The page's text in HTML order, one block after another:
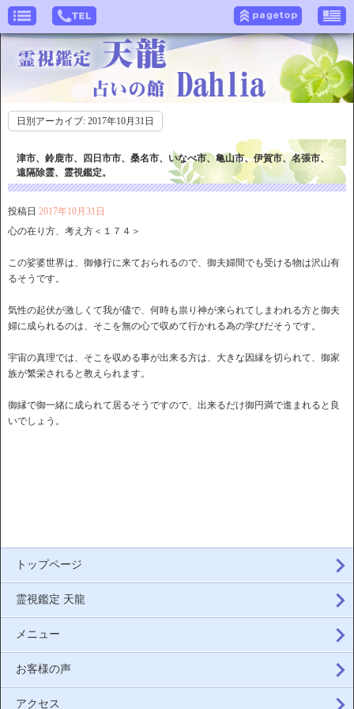
日別アーカイブ: 2017年10月31日
津市、鈴鹿市、四日市市、桑名市、いなべ市、亀山市、伊賀市、名張市、
遠隔除霊、霊視鑑定。
投稿日 2017年10月31日
心の在り方、考え方＜１７４＞
この娑婆世界は、御修行に来ておられるので、御夫婦間でも受ける物は沢山有
るそうです。
気性の起伏が激しくて我が儘で、何時も祟り神が来られてしまわれる方と御夫
婦に成られるのは、そこを無の心で収めて行かれる為の学びだそうです。
宇宙の真理では、そこを収める事が出来る方は、大きな因縁を切られて、御家
族が繁栄されると教えられます。
御縁で御一緒に成られて居るそうですので、出来るだけ御円満で進まれると良
いでしょう。
トップページ
霊視鑑定 天龍
メニュー
お客様の声
アクセス